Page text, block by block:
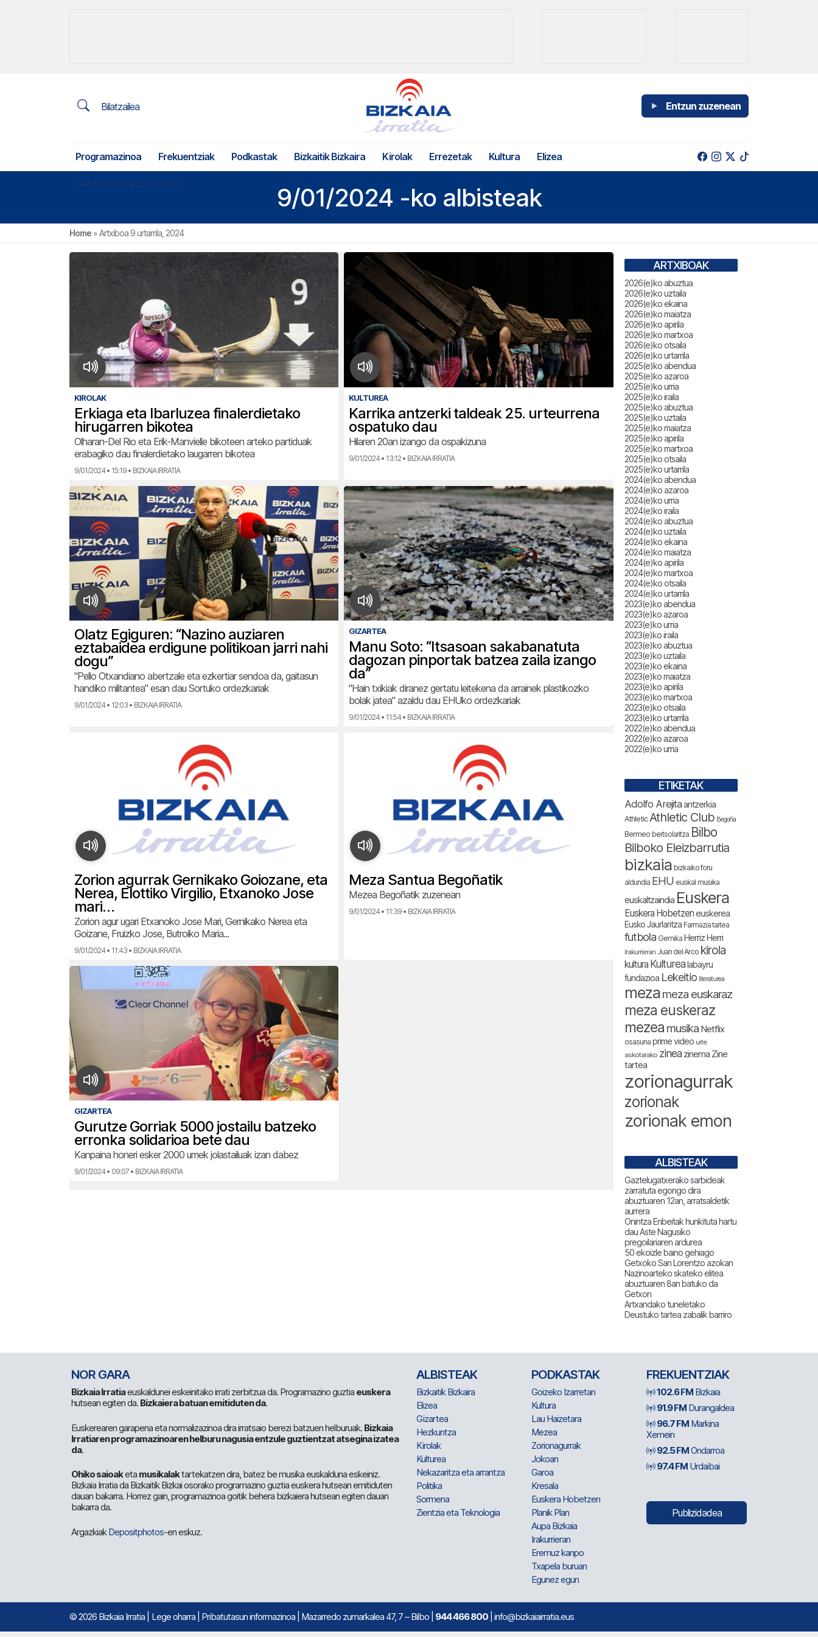
Bilatzailea Entzun zuzenean
Programazinoa Frekuentziak Podkastak Bizkaitik Bizkaira Kirolak Errezetak Kultura Elizea
9/01/2024 -ko albisteak
Home »Artxiboa 9 urtarrila, 2024
KIROLAK
Erkiaga eta Ibarluzea finalerdietako
hirugarren bikotea
Olharan-Del Rio eta Erik-Manvielle bikoteen arteko partiduak
erabagiko dau finalerdietako laugarren bikotea
9/01/2024 • 15:19 • BIZKAIA IRRATIA
KULTUREA
Karrika antzerki taldeak 25. urteurrena
ospatuko dau
Hilaren 20an izango da ospakizuna
9/01/2024 • 13:12 • BIZKAIA IRRATIA
Olatz Egiguren: “Nazino auziaren
eztabaidea erdigune politikoan jarri nahi
dogu”
"Pello Otxandiano abertzale eta ezkertiar sendoa da, gaitasun
handiko militantea" esan dau Sortuko ordezkariak
9/01/2024 • 12:03 • BIZKAIA IRRATIA
GIZARTEA
Manu Soto: “Itsasoan sakabanatuta
dagozan pinportak batzea zaila izango
da”
"Hain txikiak diranez gertatu leitekena da arrainek plastikozko
bolak jatea" azaldu dau EHUko ordezkariak
9/01/2024 • 11:54 • BIZKAIA IRRATIA
Zorion agurrak Gernikako Goiozane, eta
Nerea, Elottiko Virgilio, Etxanoko Jose
mari…
Zorion agur ugari Etxanoko Jose Mari, Gernikako Nerea eta
Goizane, Fruizko Jose, Butroiko Maria...
9/01/2024 • 11:43 • BIZKAIA IRRATIA
Meza Santua Begoñatik
Mezea Begoñatik zuzenean
9/01/2024 • 11:39 • BIZKAIA IRRATIA
GIZARTEA
Gurutze Gorriak 5000 jostailu batzeko
erronka solidarioa bete dau
Kanpaina honeri esker 2000 umek jolastailuak izan dabez
9/01/2024 • 09:07 • BIZKAIA IRRATIA
ARTXIBOAK
2026(e)ko abuztua
2026(e)ko uztaila
2026(e)ko ekaina
2026(e)ko maiatza
2026(e)ko apirila
2026(e)ko martxoa
2026(e)ko otsaila
2026(e)ko urtarrila
2025(e)ko abendua
2025(e)ko azaroa
2025(e)ko urria
2025(e)ko iraila
2025(e)ko abuztua
2025(e)ko uztaila
2025(e)ko maiatza
2025(e)ko apirila
2025(e)ko martxoa
2025(e)ko otsaila
2025(e)ko urtarrila
2024(e)ko abendua
2024(e)ko azaroa
2024(e)ko urria
2024(e)ko iraila
2024(e)ko abuztua
2024(e)ko uztaila
2024(e)ko ekaina
2024(e)ko maiatza
2024(e)ko apirila
2024(e)ko martxoa
2024(e)ko otsaila
2024(e)ko urtarrila
2023(e)ko abendua
2023(e)ko azaroa
2023(e)ko urria
2023(e)ko iraila
2023(e)ko abuztua
2023(e)ko uztaila
2023(e)ko ekaina
2023(e)ko maiatza
2023(e)ko apirila
2023(e)ko martxoa
2023(e)ko otsaila
2023(e)ko urtarrila
2022(e)ko abendua
2022(e)ko azaroa
2022(e)ko urria
ETIKETAK
Adolfo Arejitaantzerkia
Athletic Athletic Club Begoña
Bermeo bertsolaritza Bilbo
Bilboko Eleizbarrutia
bizkaia bizkaiko foru
aldundia EHU euskal musika
euskaltzaindia Euskera
Euskera Hobetzeneuskerea
Eusko Jaurlaritza Farmazia tartea
futbola Gernika Herriz Herri
Irakurrieran Juan del Arco kirola
kultura Kulturealabayru
fundazioa Lekeitio literaturea
meza meza euskaraz
meza euskeraz
mezea musika Netflix
osasuna prime video urte
askotarako zinea zinema Zine
tartea
zorionagurrak
zorionak
zorionak emon
ALBISTEAK
Gaztelugatxerako sarbideak
zarratuta egongo dira
abuztuaren 12an, arratsaldetik
aurrera
Onintza Enbeitak hunkituta hartu
dau Aste Nagusiko
pregoilariaren ardurea
50 ekoizle baino gehiago
Getxoko San Lorentzo azokan
Nazinoarteko skateko elitea
abuztuaren 8an batuko da
Getxon
Artxandako tuneletako
Deustuko tartea zabalik barriro
NOR GARA
Bizkaia Irratiaeuskaldunei eskeinitako irrati zerbitzua da. Programazino guztia euskera
hutsean egiten da. Bizkaiera batuan emitiduten da.
Euskerearen garapena eta normalizazinoa dira irratsaio berezi batzuen helburuak. Bizkaia
Irratiaren programazinoaren helburu nagusia entzule guztientzat atsegina izatea
da.
Ohiko saioaketa musikalaktartekatzen dira, batez be musika euskalduna eskeiniz.
Bizkaia Irratia da Bizkaitik Bizkai osorako programazino guztia euskera hutsean emitiduten
dauan bakarra. Horrez gain, programazinoa goitik behera bizkaiera hutsean egiten dauan
bakarra da.
ArgazkiakDepositphotos-en eskuz.
ALBISTEAK
Bizkaitik Bizkaira
Elizea
Gizartea
Hezkuntza
Kirolak
Kulturea
Nekazaritza eta arrantza
Politika
Sormena
Zientzia eta Teknologia
PODKASTAK
Goizeko Izarretan
Kultura
Lau Haizetara
Mezea
Zorionagurrak
Jokoan
Garoa
Kresala
Euskera Hobetzen
Planik Plan
Aupa Bizkaia
Irakurrieran
Eremuz kanpo
Txapela buruan
Egunez egun
FREKUENTZIAK
102.6 FM Bizkaia
91.9 FM Durangaldea
96.7 FM Markina
Xemein
92.5 FMOndarroa
97.4 FM Urdaibai
Publizidadea
© 2026 Bizkaia Irratia Lege oharra Pribatutasun informazinoa | Mazarredo zumarkalea 47, 7 – Bilbo | 944 466 800 | info@bizkaiairratia.eus